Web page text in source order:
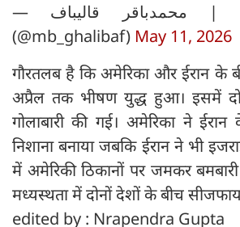
— محمدباقر قالیباف | MB Ghalibaf
(@mb_ghalibaf) May 11, 2026
गौरतलब है कि अमेरिका और ईरान के
अप्रैल तक भीषण युद्ध हुआ। इसमें
गोलाबारी की गई। अमेरिका ने
निशाना बनाया जबकि ईरान ने भी
में अमेरिकी ठिकानों पर जमकर
मध्यस्थता में दोनों देशों के बीच
edited by : Nrapendra Gupta